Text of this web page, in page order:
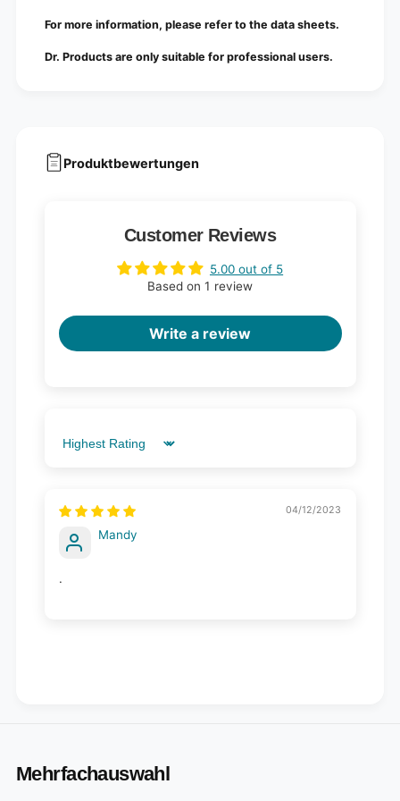
For more information, please refer to the data sheets.
Dr. Products are only suitable for professional users.
Produktbewertungen
Customer Reviews
5.00 out of 5
Based on 1 review
Write a review
Sort by
04/12/2023
Mandy
.
Mehrfachauswahl